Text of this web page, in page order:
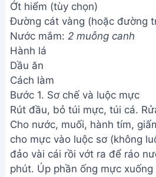
Ớt hiểm (tùy chọn)
Đường cát vàng (hoặc đường
Nước mắm: 2 muỗng canh
Hành lá
Dầu ăn
Cách làm
Bước 1. Sơ chế và luộc mực
Rút đầu, bỏ túi mực, túi cá.
Cho nước, muối, hành tím,
cho mực vào luộc sơ (không
đảo vài cái rồi vớt ra để ráo
phút. Úp phần ống mực xuống